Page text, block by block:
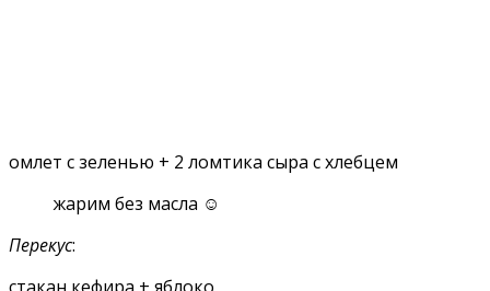
омлет с зеленью + 2 ломтика сыра с хлебцем
жарим без масла ☺️
Перекус: